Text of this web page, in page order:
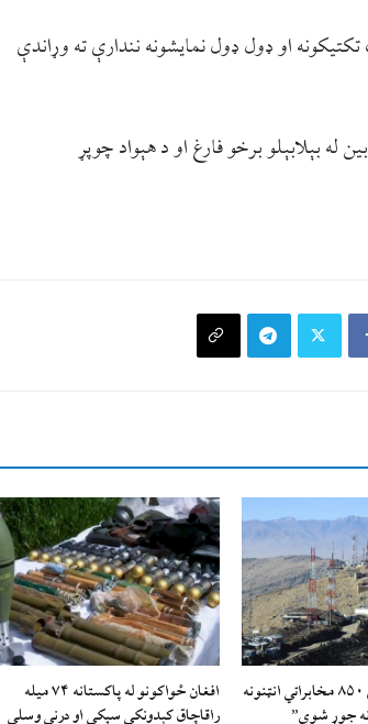
او ډول ډول نمایشونه نندارې ته وړاندې
بېلابېلو برخو فارغ او د هېواد چوپړ
“تېر يو کال کې نږدې ۸۵۰ مخابراتي انټنونه
افغان ځواکونو له پاکستانه ۷۴ میله
راقاچاق کېدونکې سپکې او درنې وسلې